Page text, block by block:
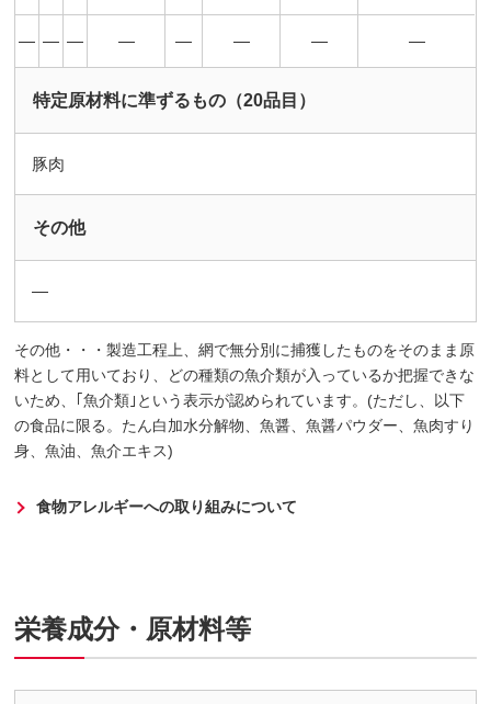
― ― ― ― ― ― ― ―
特定原材料に準ずるもの（20品目）
豚肉
その他
―
その他・・・製造工程上、網で無分別に捕獲したものをそのまま原
料として用いており、どの種類の魚介類が入っているか把握できな
いため、｢魚介類｣という表示が認められています。(ただし、以下
の食品に限る。たん白加水分解物、魚醤、魚醤パウダー、魚肉すり
身、魚油、魚介エキス)
食物アレルギーへの取り組みについて
栄養成分・原材料等